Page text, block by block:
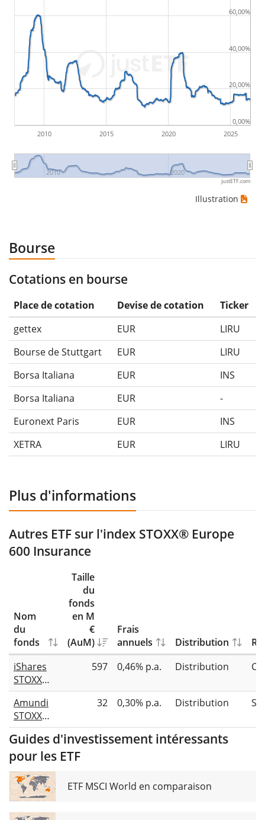
2010 2015 2020 2025
2010 2020
0,00%
20,00%
40,00%
60,00%
justETF.com
Illustration
Bourse
Cotations en bourse
Place de cotation Devise de cotation
Ticker
gettex
EUR
LIRU
Bourse de Stuttgart
EUR
LIRU
Borsa Italiana
EUR
INS
Borsa Italiana
EUR
-
Euronext Paris
EUR
INS
XETRA
EUR LIRU
Plus d'informations
Autres ETF sur l'index STOXX® Europe
600 Insurance
Nom
du
fonds
Taille
du
fonds
en M
€
(AuM)
Frais
annuels
Distribution
iShares
STOXX
Europe
600
Insurance
UCITS ETF
(DE)
597 0,46% p.a. Distribution
Amundi
STOXX
Europe
600
Insurance
Dist
32 0,30% p.a. Distribution
Guides d'investissement intéressants
pour les ETF
ETF MSCI World en comparaison